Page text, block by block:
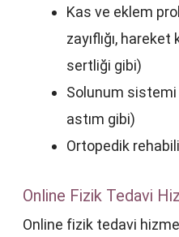
Kas ve eklem
zayıflığı, hareket
sertliği gibi)
Solunum sistemi
astım gibi)
Ortopedik
Online Fizik Tedavi
Online fizik tedavi